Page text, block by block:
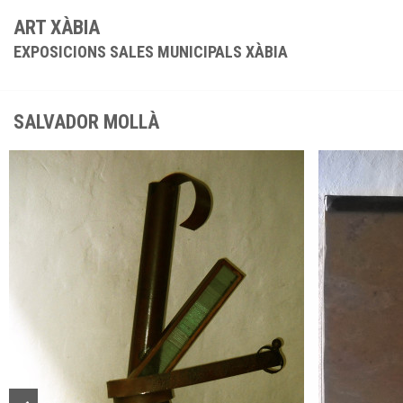
ART XÀBIA
EXPOSICIONS SALES MUNICIPALS XÀBIA
SALVADOR MOLLÀ